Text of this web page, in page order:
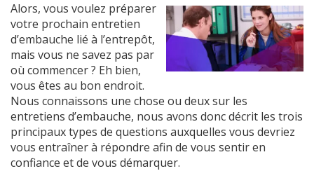
Alors, vous voulez préparer
votre prochain entretien
d’embauche lié à l’entrepôt,
mais vous ne savez pas par
où commencer ? Eh bien,
vous êtes au bon endroit.
Nous connaissons une chose ou deux sur les
entretiens d’embauche, nous avons donc décrit les trois
principaux types de questions auxquelles vous devriez
vous entraîner à répondre afin de vous sentir en
confiance et de vous démarquer.